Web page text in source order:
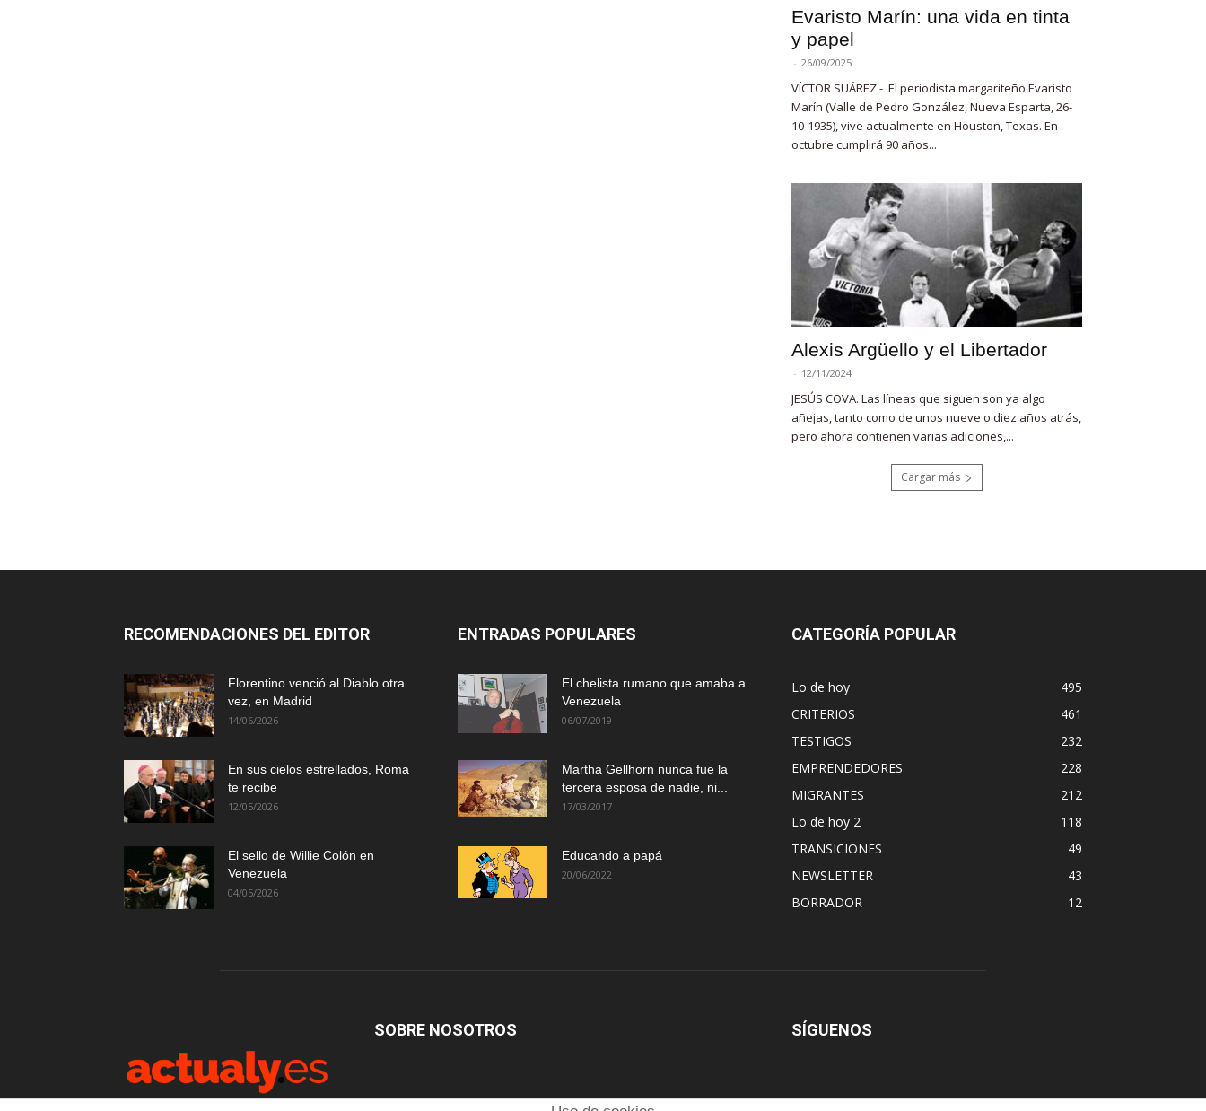
Evaristo Marín: una vida en tinta
y papel
- 26/09/2025
VÍCTOR SUÁREZ - El periodista margariteño Evaristo
Marín (Valle de Pedro González, Nueva Esparta, 26-
10-1935), vive actualmente en Houston, Texas. En
octubre cumplirá 90 años...
Alexis Argüello y el Libertador
- 12/11/2024
JESÚS COVA. Las líneas que siguen son ya algo
añejas, tanto como de unos nueve o diez años atrás,
pero ahora contienen varias adiciones,...
Cargar más
RECOMENDACIONES DEL EDITOR
Florentino venció al Diablo otra
vez, en Madrid
14/06/2026
En sus cielos estrellados, Roma
te recibe
12/05/2026
El sello de Willie Colón en
Venezuela
04/05/2026
ENTRADAS POPULARES
El chelista rumano que amaba a
Venezuela
06/07/2019
Martha Gellhorn nunca fue la
tercera esposa de nadie, ni...
17/03/2017
Educando a papá
20/06/2022
CATEGORÍA POPULAR
Lo de hoy
495
CRITERIOS
461
TESTIGOS
232
EMPRENDEDORES
228
MIGRANTES
212
Lo de hoy 2
118
TRANSICIONES
49
NEWSLETTER
43
BORRADOR
12
SOBRE NOSOTROS SÍGUENOS